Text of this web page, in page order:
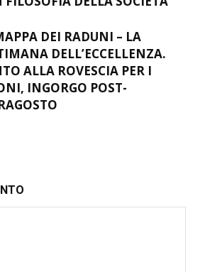
DEI RADUNI – LA
ALLA ROVESCIA PER I
INGORGO POST-